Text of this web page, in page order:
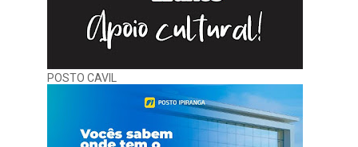
POSTO CAVIL